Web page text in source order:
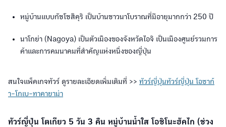
หมู่บ้านแบบกัชโชสึคุริ เป็นบ้านชาวนาโบราณที่มีอายุมากกว่า 250 ปี
นาโกย่า (Nagoya) เป็นตัวเมืองของจังหวัดไอจิ เป็นเมืองศูนย์รวมการ
ค้าและการคมนาคมที่สำคัญแห่งหนึ่งของญี่ปุ่น
สนใจแพ็คเกจทัวร์ ดูรายละเอียดเพิ่มเติมที่ >> ทัวร์ญี่ปุ่นทัวร์ญี่ปุ่น โอซาก้
า-โกเบ-ทาคายาม่า
ทัวร์ญี่ปุ่น โตเกียว 5 วัน 3 คืน หมู่บ้านน้ำใส โอชิโนะฮัคไก (ช่วง